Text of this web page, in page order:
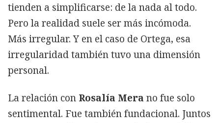
tienden a simplificarse: de la nada al todo.
Pero la realidad suele ser más incómoda.
Más irregular. Y en el caso de Ortega, esa
irregularidad también tuvo una dimensión
personal.
La relación con Rosalía Mera no fue solo
sentimental. Fue también fundacional. Juntos